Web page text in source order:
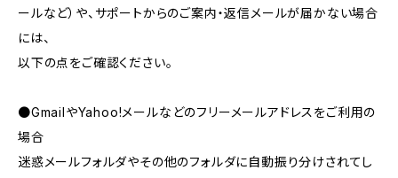
ールなど）や、サポートからのご案内・返信メールが届かない場合
には、
以下の点をご確認ください。
●GmailやYahoo!メールなどのフリーメールアドレスをご利用の
場合
迷惑メールフォルダやその他のフォルダに自動振り分けされてし